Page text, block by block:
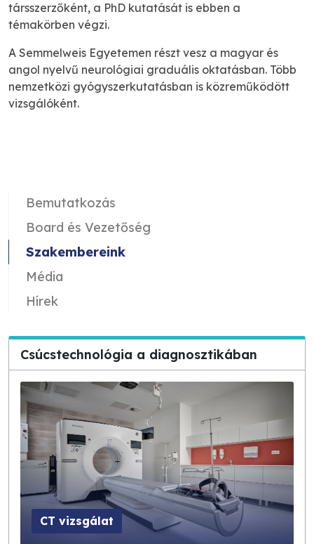
társszerzőként, a PhD kutatását is ebben a
témakörben végzi.
A Semmelweis Egyetemen részt vesz a magyar és
angol nyelvű neurológiai graduális oktatásban. Több
nemzetközi gyógyszerkutatásban is közreműködött
vizsgálóként.
Bemutatkozás
Board és Vezetőség
Szakembereink
Média
Hírek
Csúcstechnológia a diagnosztikában
CT vizsgálat